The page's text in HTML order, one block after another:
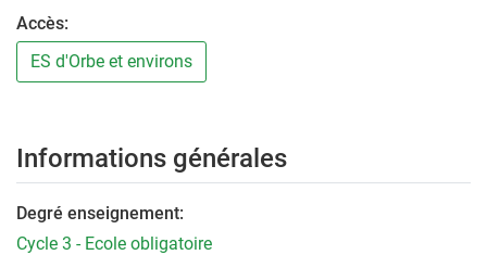
Accès:
ES d'Orbe et environs
Informations générales
Degré enseignement:
Cycle 3 - Ecole obligatoire